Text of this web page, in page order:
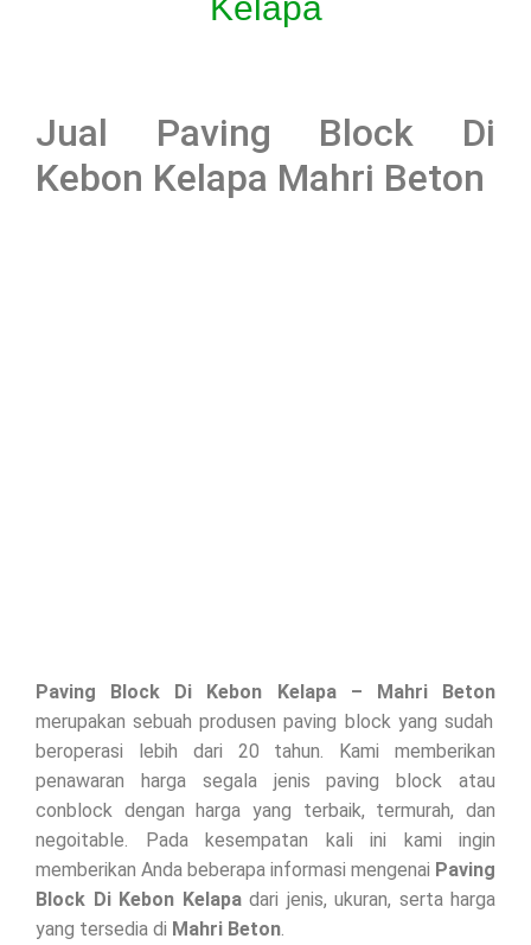
Jual Paving Block Di
Kebon Kelapa Mahri Beton
Paving Block Di Kebon Kelapa– Mahri Beton
merupakan sebuah produsen paving block yang sudah
beroperasi lebih dari 20 tahun. Kami memberikan
penawaran harga segala jenis paving block atau
conblock dengan harga yang terbaik, termurah, dan
negoitable. Pada kesempatan kali ini kami ingin
memberikan Anda beberapa informasi mengenai Paving
Block Di Kebon Kelapa dari jenis, ukuran, serta harga
yang tersedia di Mahri Beton.